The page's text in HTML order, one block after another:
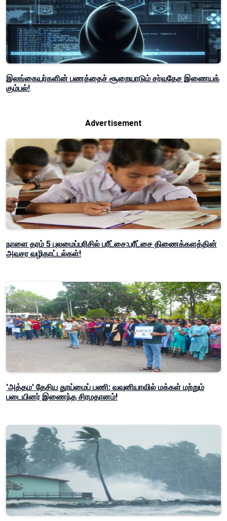
இலங்கையர்களின் பணத்தைச் சூறையாடும் சர்வதேச இணையக்
கும்பல்!
Advertisement
நாளை தரம் 5 புலமைப்பரிசில் பரீட்சை:பரீட்சை திணைக்களத்தின்
அவசர வழிகாட்டல்கள்!
'அத்தம' தேசிய தூய்மைப் பணி: வவுனியாவில் மக்கள் மற்றும்
படையினர் இணைந்த சிரமதானம்!